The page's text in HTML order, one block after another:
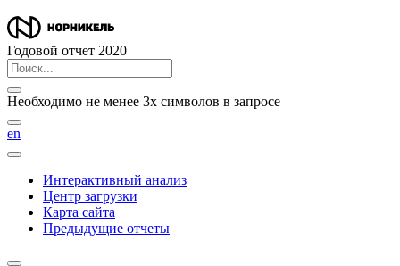
Годовой отчет 2020
Необходимо не менее 3х символов в запросе
en
Интерактивный анализ
Центр загрузки
Карта сайта
Предыдущие отчеты